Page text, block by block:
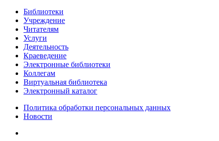
Библиотеки
Учреждение
Читателям
Услуги
Деятельность
Краеведение
Электронные библиотеки
Коллегам
Виртуальная библиотека
Электронный каталог
Политика обработки персональных данных
Новости